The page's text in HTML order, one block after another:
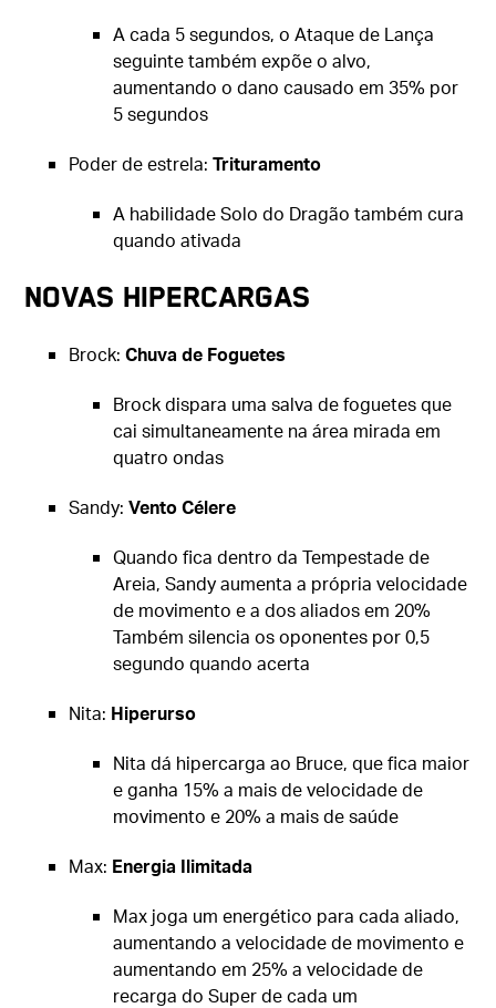
A cada 5 segundos, o Ataque de Lança
seguinte também expõe o alvo,
aumentando o dano causado em 35% por
5 segundos
Poder de estrela:Trituramento
A habilidade Solo do Dragão também cura
quando ativada
Novas hipercargas
Brock:Chuva de Foguetes
Brock dispara uma salva de foguetes que
cai simultaneamente na área mirada em
quatro ondas
Sandy:Vento Célere
Quando fica dentro da Tempestade de
Areia, Sandy aumenta a própria velocidade
de movimento e a dos aliados em 20%
Também silencia os oponentes por 0,5
segundo quando acerta
Nita: Hiperurso
Nita dá hipercarga ao Bruce, que fica maior
e ganha 15% a mais de velocidade de
movimento e 20% a mais de saúde
Max: Energia Ilimitada
Max joga um energético para cada aliado,
aumentando a velocidade de movimento e
aumentando em 25% a velocidade de
recarga do Super de cada um